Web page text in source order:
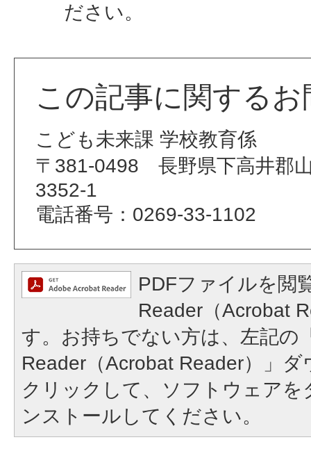
ださい。
この記事に関する
こども未来課 学校教育係
〒381-0498 長野県下高井郡
3352-1
電話番号：0269-33-1102
PDFファイルを閲
Reader（Acrobat
す。お持ちでない方は、左記の
Reader（Acrobat Reader）」
クリックして、ソフトウェア
ンストールしてください。